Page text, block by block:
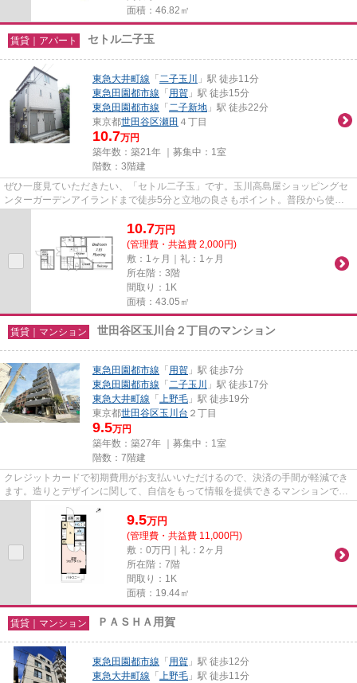
面積：46.82㎡
賃貸｜アパート セトル二子玉
東急大井町線 「二子玉川
」駅 徒歩11分
東急田園都市線 「用賀 」駅 徒歩15分
東急田園都市線 「二子新地 」駅 徒歩22分
東京都世田谷区瀬田 ４丁目
10.7万円
築年数：築21年 ｜募集中： 1室
階数：3階建
ぜひ一度見ていただきたい、「セトル二子玉」です。玉川高島屋ショッピングセ
ンターガーデンアイランドまで徒歩5分と立地の良さもポイント。普段から使う
場所だけに近いことは重要。陽...
10.7万円
(管理費・共益費 2,000円)
敷：1ヶ月｜礼：1ヶ月
所在階：3階
間取り：1K
面積：43.05㎡
賃貸｜マンション 世田谷区玉川台２丁目のマンション
東急田園都市線 「用賀 」駅 徒歩7分
東急田園都市線 「二子玉川
」駅 徒歩17分
東急大井町線 「 上野毛 」駅 徒歩19分
東京都世田谷区玉川台 ２丁目
9.5万円
築年数：築27年 ｜募集中： 1室
階数：7階建
クレジットカードで初期費用がお支払いいただけるので、決済の手間が軽減でき
ます。造りとデザインに関して、自信をもって情報を提供できるマンションで
す。駅から徒歩7分のマンション...
9.5万円
(管理費・共益費 11,000円)
敷：0万円｜礼：2ヶ月
所在階：7階
間取り：1K
面積：19.44㎡
賃貸｜マンション ＰＡＳＨＡ用賀
東急田園都市線 「用賀 」駅 徒歩12分
東急大井町線 「 上野毛 」駅 徒歩11分